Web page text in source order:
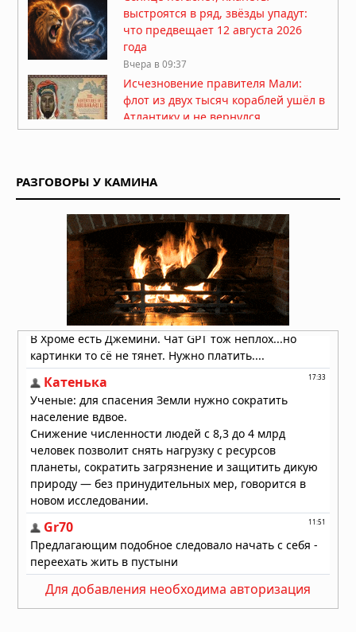
выстроятся в ряд, звёзды упадут:
что предвещает 12 августа 2026
года
Вчера в 09:37
Исчезновение правителя Мали:
флот из двух тысяч кораблей ушёл в
Атлантику и не вернулся
одно и то же число
Феномен двойников и
статистические аномалии ставят
под сомнение естественное
происхождение значительной части
человечества
08.08.2026 в 10:50
В Египте обнаружена
сорокаметровая структура, которую
исследователи называют
08.08.2026 в 10:45
Подземные тоннели: загадочное
наследие древних цивилизаций
08.08.2026 в 09:00
Мохенджо-Даро: уроки древнего
города
Тайны древних цивилизаций:
находки, свидетельствующие о
существовании технологически
развитых обществ
РАЗГОВОРЫ У КАМИНА
Для добавления необходима авторизация